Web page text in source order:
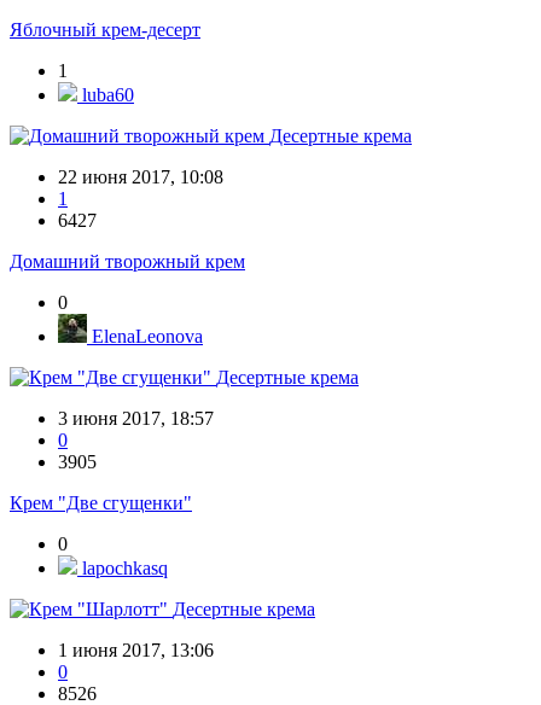
Яблочный крем-десерт
1
luba60
Десертные крема
22 июня 2017, 10:08
1
6427
Домашний творожный крем
0
ElenaLeonova
Десертные крема
3 июня 2017, 18:57
0
3905
Крем "Две сгущенки"
0
lapochkasq
Десертные крема
1 июня 2017, 13:06
0
8526